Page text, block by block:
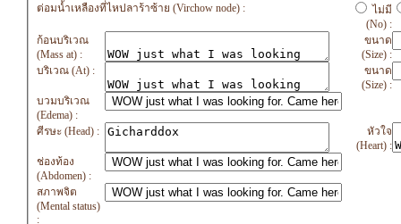
ต่อมน้ำเหลืองที่ไหปลาร้าซ้าย (Virchow node) :
ไม่มี
(No) :
ก้อนบริเวณ
(Mass at) :
ขนาด
(Size) :
บริเวณ (At) :
ขนาด
(Size) :
บวมบริเวณ
(Edema) :
ศีรษะ (Head) :
หัวใจ
(Heart) :
ช่องท้อง
(Abdomen) :
สภาพจิต
(Mental status)
: